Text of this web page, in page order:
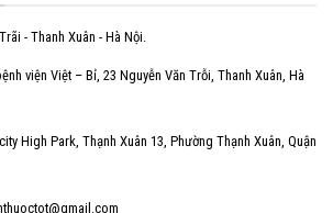
- Thanh Xuân - Hà Nội.
viện Việt – Bỉ, 23 Nguyễn Văn Trỗi, Thanh Xuân, Hà
High Park, Thạnh Xuân 13, Phường Thạnh Xuân, Quận